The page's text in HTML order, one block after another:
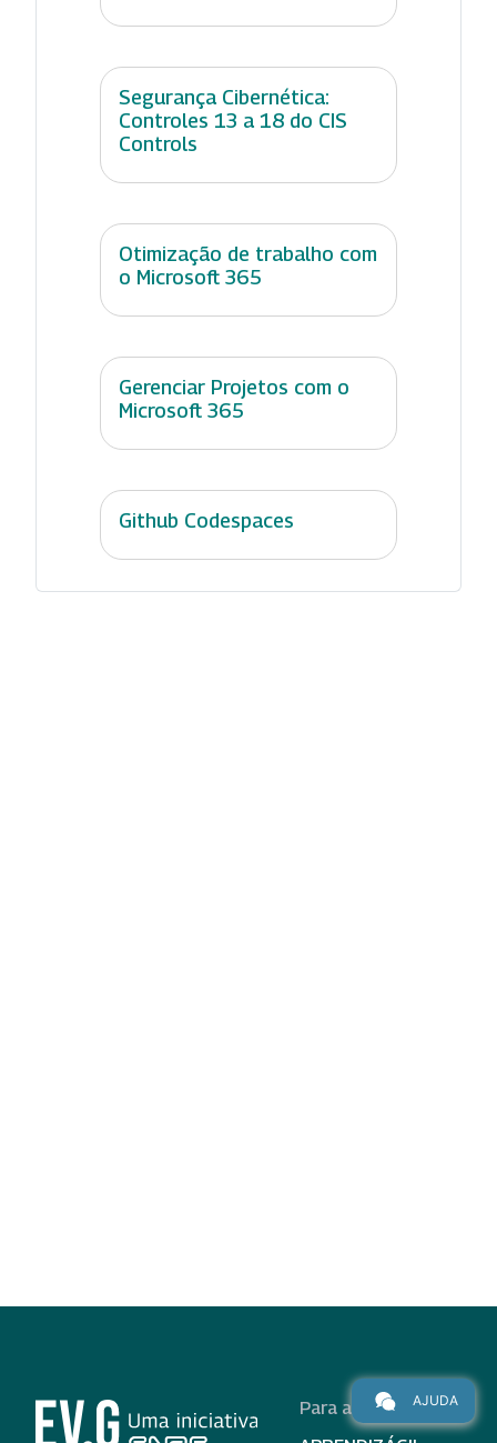
Segurança Cibernética:
Controles 13 a 18 do CIS
Controls
Otimização de trabalho com
o Microsoft 365
Gerenciar Projetos com o
Microsoft 365
Github Codespaces
Para alunos
AJUDA